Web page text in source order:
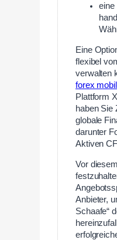
eine
Eine
flexibel
verwalten
forex
Plattform
haben Sie
globale
darunter
Aktiven
Vor
Anbieter,
Schaafe“